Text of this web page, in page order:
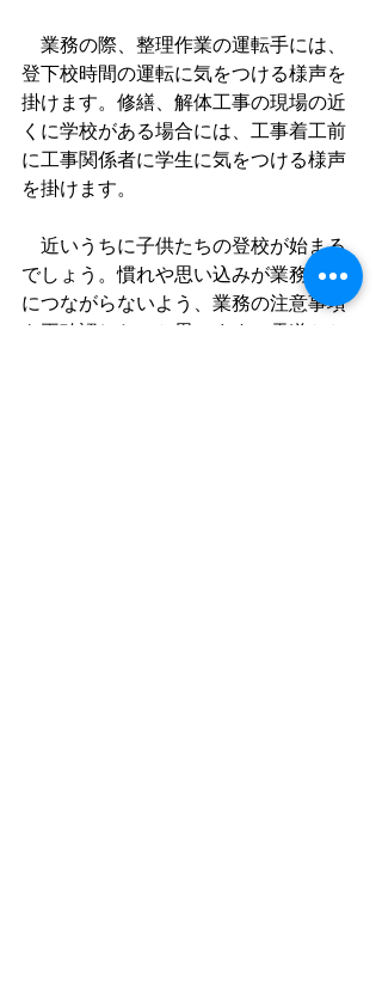
業務の際、整理作業の運転手には、
登下校時間の運転に気をつける様声を
掛けます。修繕、解体工事の現場の近
くに学校がある場合には、工事着工前
に工事関係者に学生に気をつける様声
を掛けます。
近いうちに子供たちの登校が始まる
でしょう。慣れや思い込みが業務事故
につながらないよう、業務の注意事項
を再確認したいと思います。雪道とと